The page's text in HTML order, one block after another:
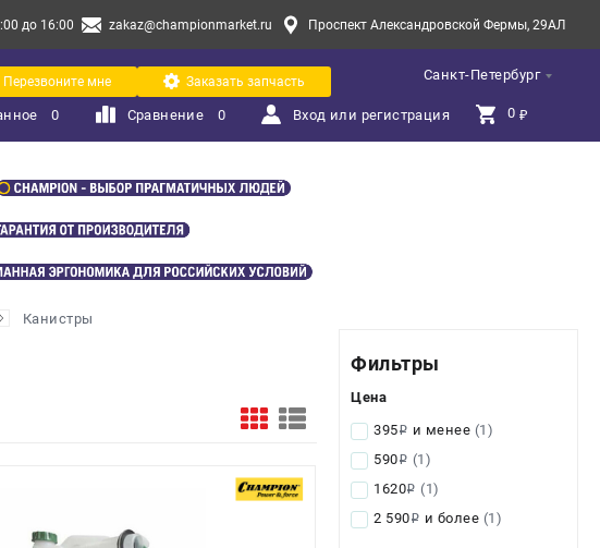
до 16:00 zakaz@championmarket.ru Проспект Александровской Фермы, 29АЛ
Санкт-Петербург
Перезвоните мне Заказать запчасть
0 Сравнение 0 Вход или регистрация 0 ₽
Канистры
Фильтры
Цена
395i и менее (1)
590i (1)
1620i (1)
2 590i и более (1)